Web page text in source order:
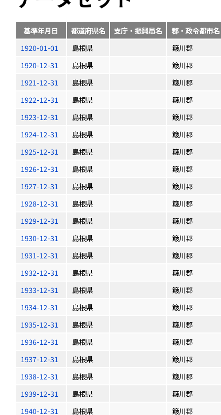
基準年月日 都道府県名 支庁・振興局名
郡・政令都市名
1920-01-01
島根県
簸川郡
1920-12-31
島根県
簸川郡
1921-12-31
島根県
簸川郡
1922-12-31
島根県
簸川郡
1923-12-31
島根県
簸川郡
1924-12-31
島根県
簸川郡
1925-12-31
島根県
簸川郡
1926-12-31
島根県
簸川郡
1927-12-31
島根県
簸川郡
1928-12-31
島根県
簸川郡
1929-12-31
島根県
簸川郡
1930-12-31
島根県
簸川郡
1931-12-31
島根県
簸川郡
1932-12-31
島根県
簸川郡
1933-12-31
島根県
簸川郡
1934-12-31
島根県
簸川郡
1935-12-31
島根県
簸川郡
1936-12-31
島根県
簸川郡
1937-12-31
島根県
簸川郡
1938-12-31
島根県
簸川郡
1939-12-31
島根県
簸川郡
1940-12-31
島根県
簸川郡